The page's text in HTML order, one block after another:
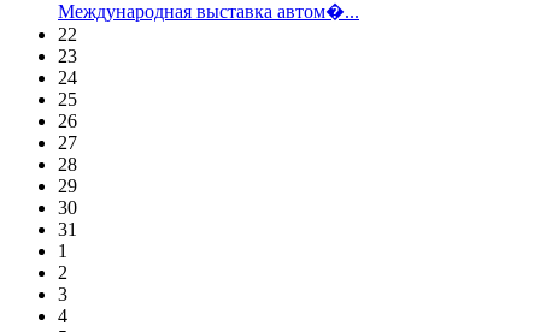
Международная выставка автом�...
22
23
24
25
26
27
28
29
30
31
1
2
3
4